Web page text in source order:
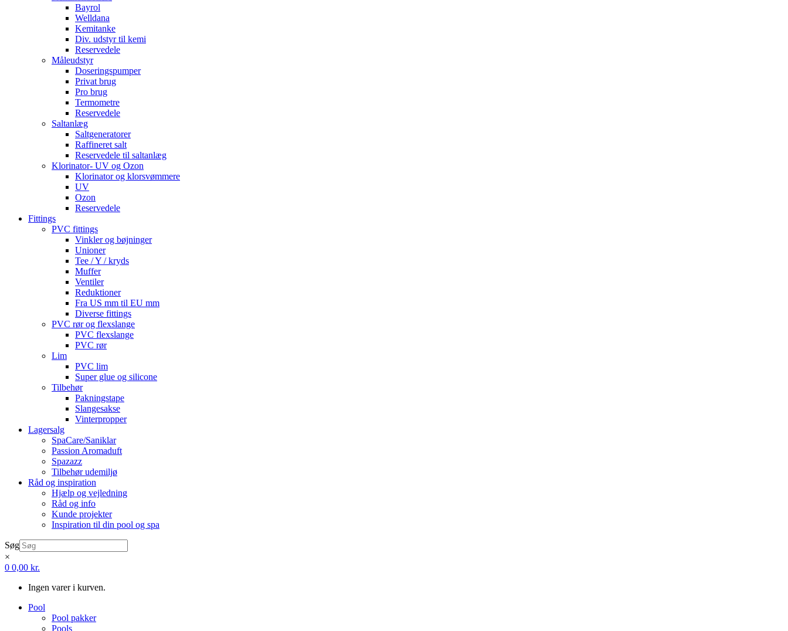
Bayrol
Welldana
Kemitanke
Div. udstyr til kemi
Reservedele
Måleudstyr
Doseringspumper
Privat brug
Pro brug
Termometre
Reservedele
Saltanlæg
Saltgeneratorer
Raffineret salt
Reservedele til saltanlæg
Klorinator- UV og Ozon
Klorinator og klorsvømmere
UV
Ozon
Reservedele
Fittings
PVC fittings
Vinkler og bøjninger
Unioner
Tee / Y / kryds
Muffer
Ventiler
Reduktioner
Fra US mm til EU mm
Diverse fittings
PVC rør og flexslange
PVC flexslange
PVC rør
Lim
PVC lim
Super glue og silicone
Tilbehør
Pakningstape
Slangesakse
Vinterpropper
Lagersalg
SpaCare/Saniklar
Passion Aromaduft
Spazazz
Tilbehør udemiljø
Råd og inspiration
Hjælp og vejledning
Råd og info
Kunde projekter
Inspiration til din pool og spa
Søg
×
0 0,00 kr.
Ingen varer i kurven.
Pool
Pool pakker
Pools